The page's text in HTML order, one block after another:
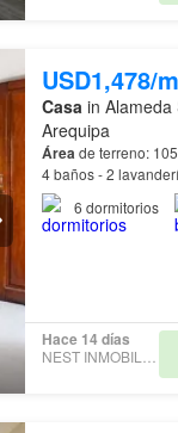
USD1,478/
Casa in Alameda
Arequipa
Áreade terreno: 105 m² Características: - 6 habitaciones - 5 ambientes
4 baños - 2
6 dormitorios
Hace 14 días